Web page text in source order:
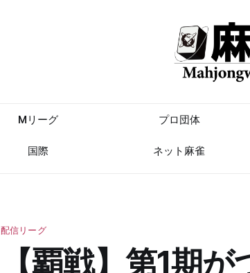
Mリーグ プロ団体
国際 ネット麻雀
配信リーグ
【覇戦】第1期